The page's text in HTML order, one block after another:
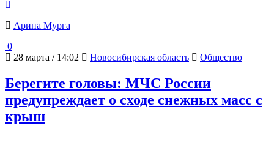
Арина Мурга
0
28 марта / 14:02
Новосибирская область Общество
Берегите головы: МЧС России
предупреждает о сходе снежных масс с
крыш